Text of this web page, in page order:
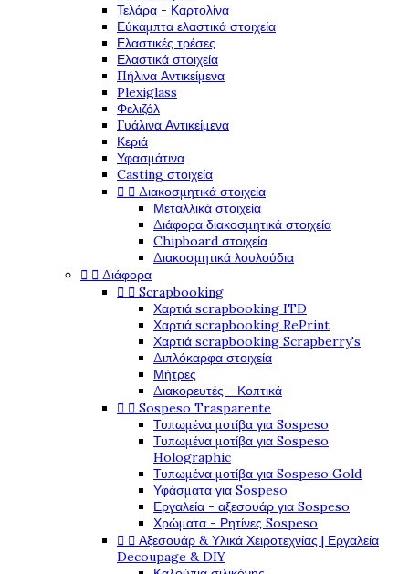
Τελάρα - Καρτολίνα
Εύκαμπτα ελαστικά στοιχεία
Ελαστικές τρέσες
Ελαστικά στοιχεία
Πήλινα Αντικείμενα
Plexiglass
Φελιζόλ
Γυάλινα Αντικείμενα
Κεριά
Υφασμάτινα
Casting στοιχεία
  Διακοσμητικά στοιχεία
Μεταλλικά στοιχεία
Διάφορα διακοσμητικά στοιχεία
Chipboard στοιχεία
Διακοσμητικά λουλούδια
  Διάφορα
  Scrapbooking
Χαρτιά scrapbooking ITD
Χαρτιά scrapbooking RePrint
Χαρτιά scrapbooking Scrapberry's
Διπλόκαρφα στοιχεία
Μήτρες
Διακορευτές - Κοπτικά
  Sospeso Trasparente
Τυπωμένα μοτίβα για Sospeso
Τυπωμένα μοτίβα για Sospeso
Holographic
Τυπωμένα μοτίβα για Sospeso Gold
Υφάσματα για Sospeso
Εργαλεία - αξεσουάρ για Sospeso
Χρώματα - Ρητίνες Sospeso
  Αξεσουάρ & Υλικά Χειροτεχνίας | Εργαλεία
Decoupage & DIY